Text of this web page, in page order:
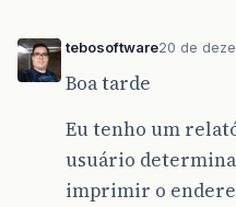
tebosoftware20 de
Boa tarde
Eu tenho um
usuário
imprimir o